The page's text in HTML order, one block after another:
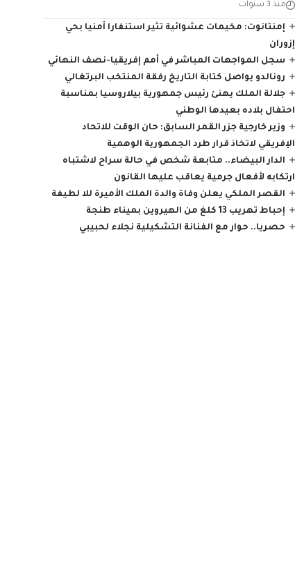
منذ 3 سنوات
إمنتانوت: مخيمات عشوائية تثير استنفارا أمنيا بحي
إزوران
سجل المواجهات المباشر في أمم إفريقيا-نصف النهائي
رونالدو يواصل كتابة التاريخ رفقة المنتخب البرتغالي
جلالة الملك يهنئ رئيس جمهورية بيلاروسيا بمناسبة
احتفال بلاده بعيدها الوطني
وزير خارجية جزر القمر السابق: حان الوقت للاتحاد
الإفريقي لاتخاذ قرار طرد الجمهورية الوهمية
الدار البيضاء.. متابعة شخص في حالة سراح لاشتباه
ارتكابه لأفعال جرمية يعاقب عليها القانون
القصر الملكي يعلن وفاة والدة الملك الأميرة للا لطيفة
إحباط تهريب 13 كلغ من الهيروين بميناء طنجة
حصريا.. حوار مع الفنانة التشكيلية نجلاء لحبيبي